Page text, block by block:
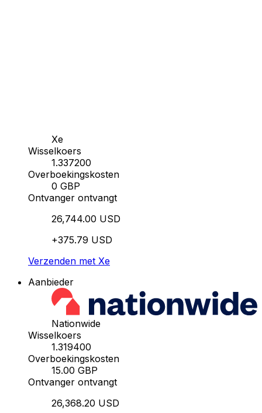
Xe
Wisselkoers
1.337200
Overboekingskosten
0 GBP
Ontvanger ontvangt
26,744.00 USD
+375.79 USD
Verzenden met Xe
Aanbieder
Nationwide
Wisselkoers
1.319400
Overboekingskosten
15.00 GBP
Ontvanger ontvangt
26,368.20 USD